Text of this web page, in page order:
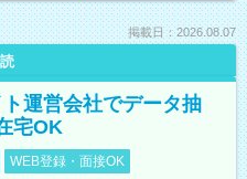
掲載日：2026.08.07
運営会社でデータ抽
宅OK
WEB登録・面接OK